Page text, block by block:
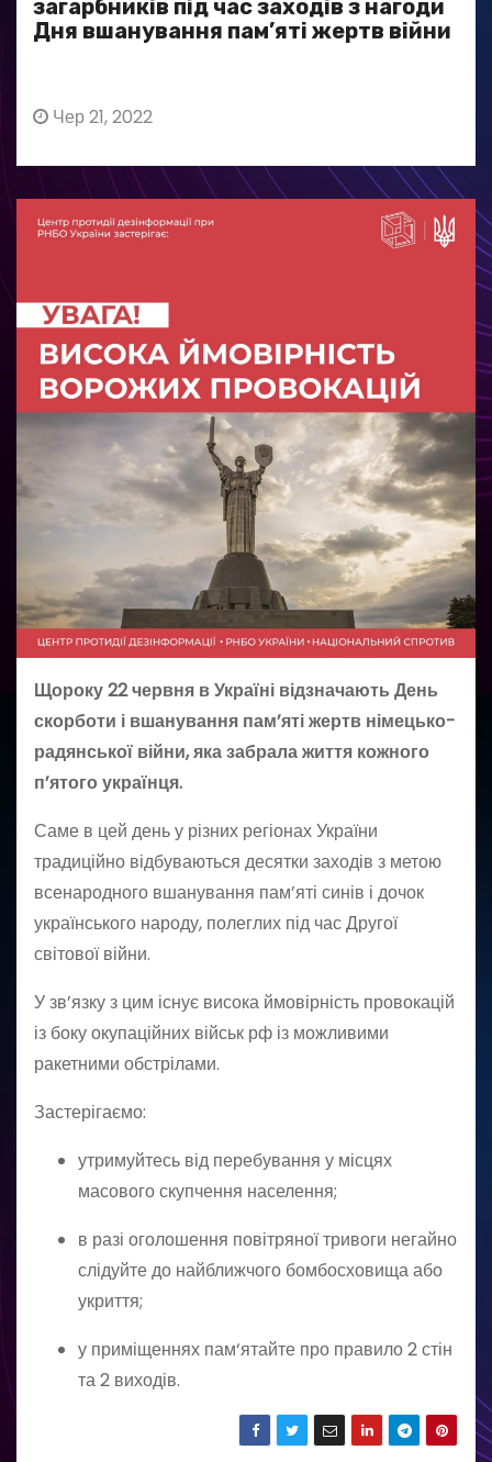
загарбників під час заходів з нагоди
Дня вшанування пам’яті жертв війни
Чер 21, 2022
Щороку 22 червня в Україні відзначають День
скорботи і вшанування пам’яті жертв німецько-
радянської війни, яка забрала життя кожного
п’ятого українця.
Саме в цей день у різних регіонах України
традиційно відбуваються десятки заходів з метою
всенародного вшанування пам’яті синів і дочок
українського народу, полеглих під час Другої
світової війни.
У зв’язку з цим існує висока ймовірність провокацій
із боку окупаційних військ рф із можливими
ракетними обстрілами.
Застерігаємо:
утримуйтесь від перебування у місцях
масового скупчення населення;
в разі оголошення повітряної тривоги негайно
слідуйте до найближчого бомбосховища або
укриття;
у приміщеннях пам‘ятайте про правило 2 стін
та 2 виходів.